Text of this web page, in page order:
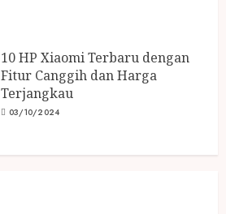
10 HP Xiaomi Terbaru dengan
Fitur Canggih dan Harga
Terjangkau
03/10/2024